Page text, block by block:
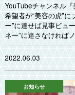
YouTubeチャンネル
希望者が“美容の虎”
ー”に達せば見事ビュ
ネー”に達さなければ
2022.06.03
お知らせ